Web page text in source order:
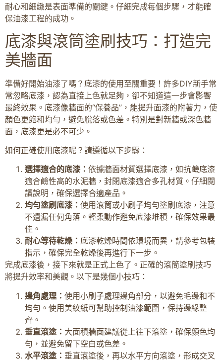
耐心和細緻是表面準備的關鍵。仔細完成每個步驟，才能確
保油漆工程的成功。
底漆與滾筒塗刷技巧：打造完
美牆面
準備好開始油漆了嗎？底漆的使用至關重要！許多DIY新手常
常忽略底漆，認為直接上色就足夠，卻不知道這一步會影響
最終效果。底漆像牆面的“保養品”，能提升面漆的附著力，使
顏色更飽和均勻，避免脫落或色差。特別是對新牆或深色牆
面，底漆更是必不可少。
如何正確使用底漆呢？請遵循以下步驟：
選擇適合的底漆： 依據牆面材質選擇底漆，如抗鹼底漆
適合鹼性高的水泥牆，封閉底漆適合多孔材質。仔細閱
讀說明，確保選擇合適產品。
均勻塗刷底漆： 使用滾筒或小刷子均勻塗刷底漆，注意
不遺漏任何角落。輕柔動作避免底漆堆積，確保效果最
佳。
耐心等待乾燥： 底漆乾燥時間依環境而異，請參考包裝
指示，確保完全乾燥後再進行下一步。
完成底漆後，接下來就是正式上色了。正確的滾筒塗刷技巧
將提升效率和美觀。以下是幾個小技巧：
邊角處理： 使用小刷子處理邊角部分，以避免毛邊和不
均勻。使用美紋紙可幫助控制油漆範圍，保持邊緣整
齊。
垂直滾塗： 大面積牆面建議從上往下滾塗，確保顏色均
勻，並避免留下空白或色差。
水平滾塗： 垂直滾塗後，再以水平方向滾塗，形成交叉